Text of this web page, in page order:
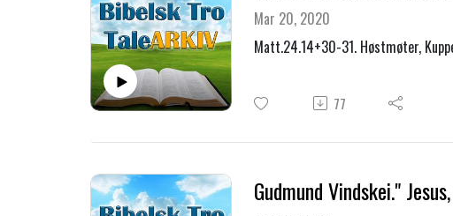
Mar 20, 2020
Matt.24.14+30-31. Høstmøter,
77
Gudmund Vindskei."